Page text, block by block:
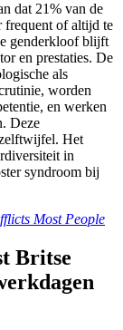
dat 21% van de
frequent of altijd te
genderkloof blijft
en prestaties. De
als
worden
en werken
Deze
Het
in
syndroom bij
Most People
Britse